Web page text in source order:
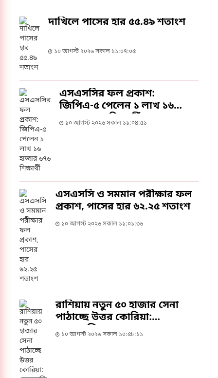
দাখিলে পাসের হার ৫৫.৪৯ শতাংশ
১০ আগস্ট ২০২৬ সকাল ১১:০৭:০৫
এসএসসির ফল প্রকাশ:
জিপিএ-৫ পেলেন ১ লাখ ১৬
হাজার ৬৭৬ শিক্ষার্থী
১০ আগস্ট ২০২৬ সকাল ১১:০৪:৫১
এসএসসি ও সমমান পরীক্ষার ফল
প্রকাশ, পাসের হার ৬২.২৫ শতাংশ
১০ আগস্ট ২০২৬ সকাল ১১:০১:৩৬
রাশিয়ায় নতুন ৫০ হাজার সেনা
পাঠাচ্ছে উত্তর কোরিয়া:
জেলেনস্কি
১০ আগস্ট ২০২৬ সকাল ১০:৫৮:১১